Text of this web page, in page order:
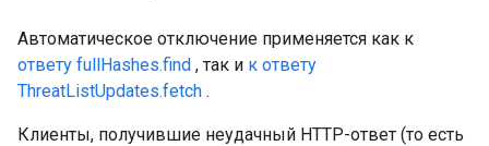
Автоматическое отключение применяется как к
ответу fullHashes.find , так и к ответу
ThreatListUpdates.fetch .
Клиенты, получившие неудачный HTTP-ответ (то есть